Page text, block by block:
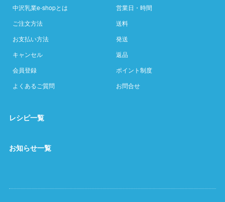
中沢乳業e-shopとは
営業日・時間
ご注文方法
送料
お支払い方法
発送
キャンセル
返品
会員登録
ポイント制度
よくあるご質問
お問合せ
レシピ一覧
お知らせ一覧